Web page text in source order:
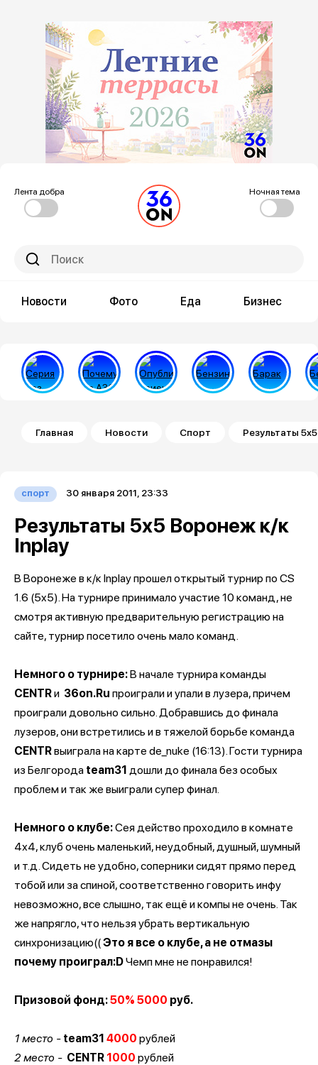
Лента добра Ночная тема
Новости Фото Еда Бизнес
Строка навигации
Главная Новости Спорт Результаты
спорт 30 января 2011, 23:33
Результаты 5х5 Воронеж к/к
Inplay
В Воронеже в к/к Inplay прошел открытый турнир по CS
1.6 (5x5). На турнире принимало участие 10 команд, не
смотря активную предварительную регистрацию на
сайте, турнир посетило очень мало команд.
Немного о турнире:В начале турнира команды
CENTRи 36on.Ru проиграли и упали в лузера, причем
проиграли довольно сильно. Добравшись до финала
лузеров, они встретились и в тяжелой борьбе команда
CENTRвыиграла на карте de_nuke (16:13). Гости турнира
из Белгорода team31 дошли до финала без особых
проблем и так же выиграли супер финал.
Немного о клубе:Сея действо проходило в комнате
4х4, клуб очень маленький, неудобный, душный, шумный
и т.д. Сидеть не удобно, соперники сидят прямо перед
тобой или за спиной, соответственно говорить инфу
невозможно, все слышно, так ещё и компы не очень. Так
же напрягло, что нельзя убрать вертикальную
синхронизацию((Это я все о клубе, а не отмазы
почему проиграл:DЧемп мне не понравился!
Призовой фонд:50% 5000 руб.
1 место - team31 4000 рублей
2 место - CENTR 1000 рублей